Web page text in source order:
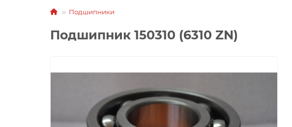
Подшипники
Подшипник 150310 (6310 ZN)